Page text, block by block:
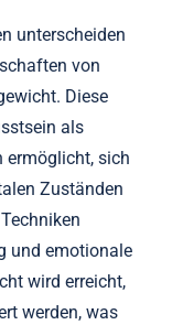
unterscheiden
von
Diese
als
ermöglicht, sich
Zuständen
und emotionale
wird erreicht,
werden, was